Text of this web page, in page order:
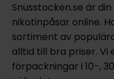
Snusstocken.se är
nikotinpåsar online.
sortiment av
alltid till bra priser. Vi
förpackningar i 10-,